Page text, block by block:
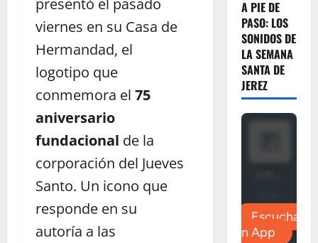
viernes en su Casa de
Hermandad, el
logotipo que
conmemora el 75
aniversario
fundacional de la
corporación del Jueves
Santo. Un icono que
responde en su
autoría a las
A PIE DE
PASO: LOS
SONIDOS DE
LA SEMANA
SANTA DE
JEREZ